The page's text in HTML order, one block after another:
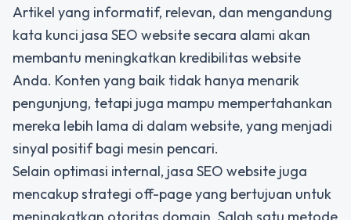
Artikel yang informatif, relevan, dan mengandung
kata kunci jasa SEO website secara alami akan
membantu meningkatkan kredibilitas website
Anda. Konten yang baik tidak hanya menarik
pengunjung, tetapi juga mampu mempertahankan
mereka lebih lama di dalam website, yang menjadi
sinyal positif bagi mesin pencari.
Selain optimasi internal, jasa SEO website juga
mencakup strategi off-page yang bertujuan untuk